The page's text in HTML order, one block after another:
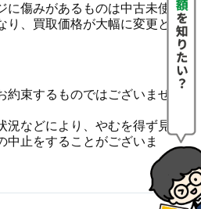
に傷みがあるものは中古未使
り、買取価格が大幅に変更と
約束するものではございませ
況などにより、やむを得ず見
中止をすることがございま